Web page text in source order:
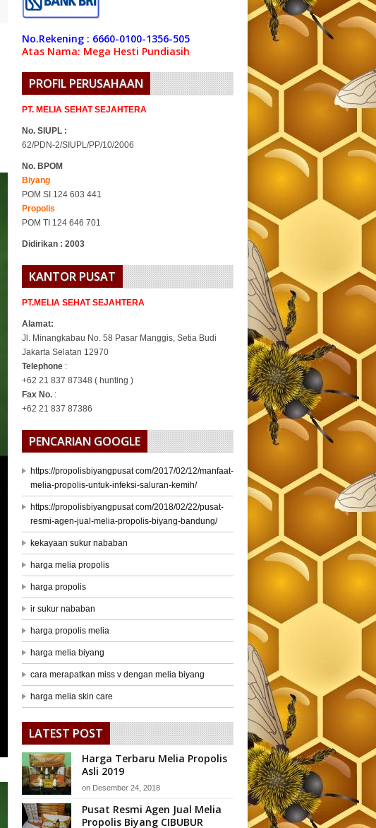
No.Rekening : 6660-0100-1356-505
Atas Nama: Mega Hesti Pundiasih
PROFIL PERUSAHAAN
PT. MELIA SEHAT SEJAHTERA
No. SIUPL :
62/PDN-2/SIUPL/PP/10/2006
No. BPOM
Biyang
POM SI 124 603 441
Propolis
POM TI 124 646 701
Didirikan : 2003
KANTOR PUSAT
PT.MELIA SEHAT SEJAHTERA
Alamat:
Jl. Minangkabau No. 58 Pasar Manggis, Setia Budi
Jakarta Selatan 12970
Telephone :
+62 21 837 87348 ( hunting )
Fax No. :
+62 21 837 87386
PENCARIAN GOOGLE
https://propolisbiyangpusat com/2017/02/12/manfaat-
melia-propolis-untuk-infeksi-saluran-kemih/
https://propolisbiyangpusat com/2018/02/22/pusat-
resmi-agen-jual-melia-propolis-biyang-bandung/
kekayaan sukur nababan
harga melia propolis
harga propolis
ir sukur nababan
harga propolis melia
harga melia biyang
cara merapatkan miss v dengan melia biyang
harga melia skin care
LATEST POST
Harga Terbaru Melia Propolis
Asli 2019
on Desember 24, 2018
Pusat Resmi Agen Jual Melia
Propolis Biyang CIBUBUR